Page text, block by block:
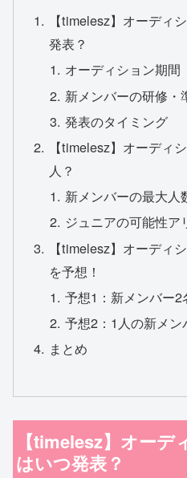
【timelesz】オーディ
発表？
オーディション期間
新メンバーの研修・
発表のタイミング
【timelesz】オーディ
人？
新メンバーの最大人
ジュニアの可能性ア
【timelesz】オーディ
を予想！
予想1：新メンバー2
予想2：1人の新メン
まとめ
【timelesz】オー
はいつ発表？